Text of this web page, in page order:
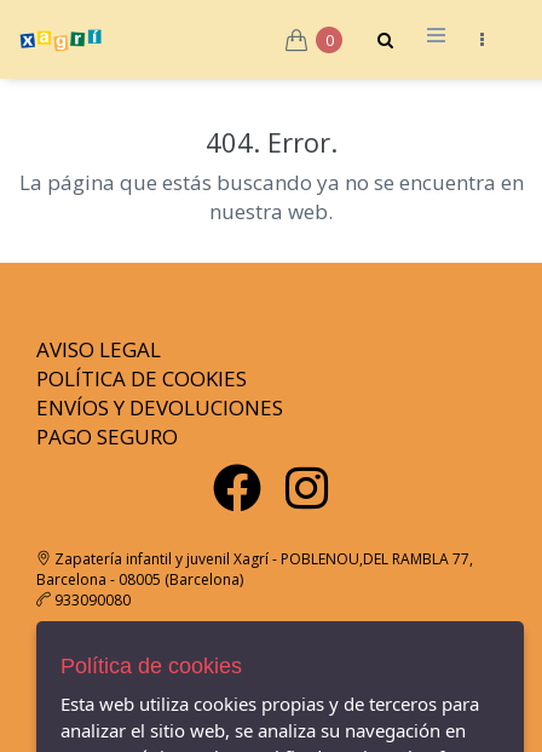
0
404. Error.
La página que estás buscando ya no se encuentra en
nuestra web.
AVISO LEGAL
POLÍTICA DE COOKIES
ENVÍOS Y DEVOLUCIONES
PAGO SEGURO
Zapatería infantil y juvenil Xagrí - POBLENOU,DEL RAMBLA 77,
Barcelona - 08005 (Barcelona)
933090080
Molins de Rei - 08750 (Barcelona)
Política de cookies
Esta web utiliza cookies propias y de terceros para
analizar el sitio web, se analiza su navegación en